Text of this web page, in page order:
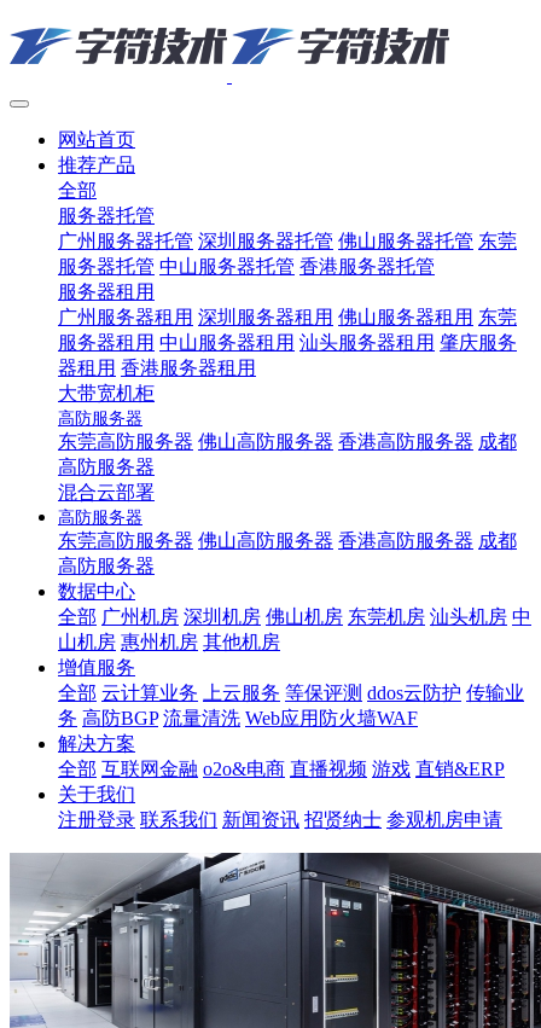
网站首页
推荐产品
全部
服务器托管
广州服务器托管 深圳服务器托管 佛山服务器托管 东莞
服务器托管 中山服务器托管 香港服务器托管
服务器租用
广州服务器租用 深圳服务器租用 佛山服务器租用 东莞
服务器租用 中山服务器租用 汕头服务器租用 肇庆服务
器租用 香港服务器租用
大带宽机柜
高防服务器
东莞高防服务器 佛山高防服务器 香港高防服务器 成都
高防服务器
混合云部署
高防服务器
东莞高防服务器 佛山高防服务器 香港高防服务器 成都
高防服务器
数据中心
全部 广州机房 深圳机房 佛山机房 东莞机房 汕头机房 中
山机房 惠州机房 其他机房
增值服务
全部 云计算业务 上云服务 等保评测 ddos云防护 传输业
务 高防BGP 流量清洗 Web应用防火墙WAF
解决方案
全部 互联网金融 o2o&电商 直播视频 游戏 直销&ERP
关于我们
注册登录 联系我们 新闻资讯 招贤纳士 参观机房申请